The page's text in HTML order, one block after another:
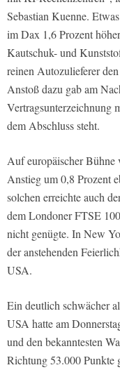
Sebastian Kuenne.
im Dax 1,6 Prozent
Kautschuk- und
reinen Autozulieferer
Anstoß dazu gab am
Vertragsunterzeichnung
dem Abschluss steht.
Auf europäischer Bühne
Anstieg um 0,8 Prozent
solchen erreichte auch
dem Londoner FTSE
nicht genügte. In New
der anstehenden
USA.
Ein deutlich schwächer
USA hatte am
und den bekanntesten
Richtung 53.000 Punkte